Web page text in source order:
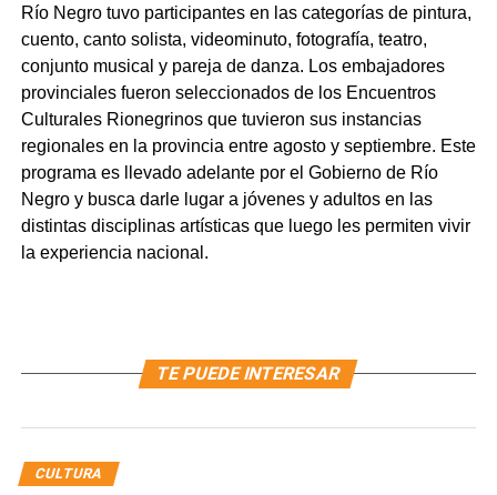
Río Negro tuvo participantes en las categorías de pintura,
cuento, canto solista, videominuto, fotografía, teatro,
conjunto musical y pareja de danza. Los embajadores
provinciales fueron seleccionados de los Encuentros
Culturales Rionegrinos que tuvieron sus instancias
regionales en la provincia entre agosto y septiembre. Este
programa es llevado adelante por el Gobierno de Río
Negro y busca darle lugar a jóvenes y adultos en las
distintas disciplinas artísticas que luego les permiten vivir
la experiencia nacional.
TE PUEDE INTERESAR
CULTURA